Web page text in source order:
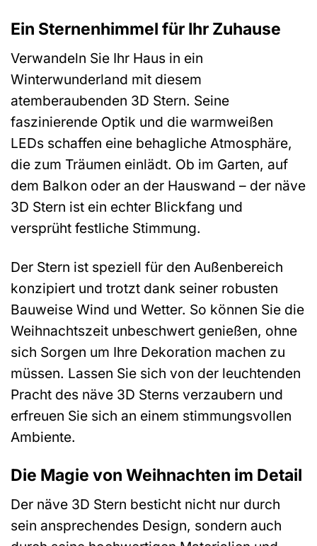
Ein Sternenhimmel für Ihr Zuhause
Verwandeln Sie Ihr Haus in ein
Winterwunderland mit diesem
atemberaubenden 3D Stern. Seine
faszinierende Optik und die warmweißen
LEDs schaffen eine behagliche Atmosphäre,
die zum Träumen einlädt. Ob im Garten, auf
dem Balkon oder an der Hauswand – der näve
3D Stern ist ein echter Blickfang und
versprüht festliche Stimmung.
Der Stern ist speziell für den Außenbereich
konzipiert und trotzt dank seiner robusten
Bauweise Wind und Wetter. So können Sie die
Weihnachtszeit unbeschwert genießen, ohne
sich Sorgen um Ihre Dekoration machen zu
müssen. Lassen Sie sich von der leuchtenden
Pracht des näve 3D Sterns verzaubern und
erfreuen Sie sich an einem stimmungsvollen
Ambiente.
Die Magie von Weihnachten im Detail
Der näve 3D Stern besticht nicht nur durch
sein ansprechendes Design, sondern auch